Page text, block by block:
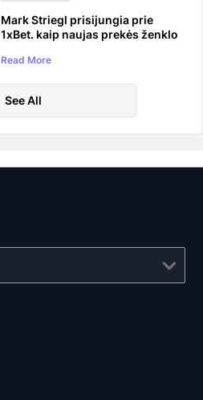
Mark Striegl prisijungia prie
1xBet. kaip naujas prekės ženklo
Read More
See All